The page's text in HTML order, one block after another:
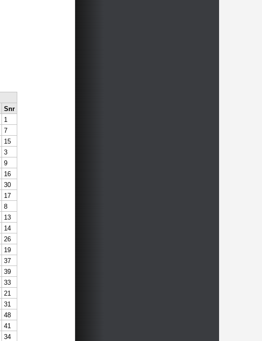
Snr
1
7
15
3
9
16
30
17
8
13
14
26
19
37
39
33
21
31
48
41
34